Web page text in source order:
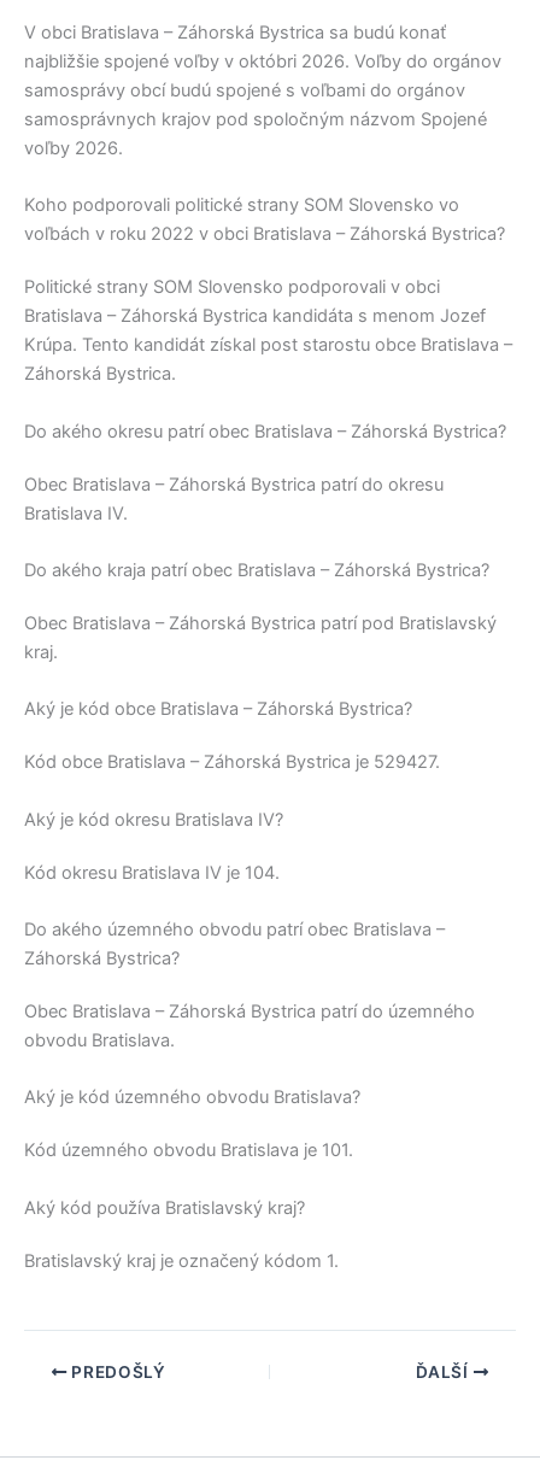
V obci Bratislava – Záhorská Bystrica sa budú konať
najbližšie spojené voľby v októbri 2026. Voľby do orgánov
samosprávy obcí budú spojené s voľbami do orgánov
samosprávnych krajov pod spoločným názvom Spojené
voľby 2026.
Koho podporovali politické strany SOM Slovensko vo
voľbách v roku 2022 v obci Bratislava – Záhorská Bystrica?
Politické strany SOM Slovensko podporovali v obci
Bratislava – Záhorská Bystrica kandidáta s menom Jozef
Krúpa. Tento kandidát získal post starostu obce Bratislava –
Záhorská Bystrica.
Do akého okresu patrí obec Bratislava – Záhorská Bystrica?
Obec Bratislava – Záhorská Bystrica patrí do okresu
Bratislava IV.
Do akého kraja patrí obec Bratislava – Záhorská Bystrica?
Obec Bratislava – Záhorská Bystrica patrí pod Bratislavský
kraj.
Aký je kód obce Bratislava – Záhorská Bystrica?
Kód obce Bratislava – Záhorská Bystrica je 529427.
Aký je kód okresu Bratislava IV?
Kód okresu Bratislava IV je 104.
Do akého územného obvodu patrí obec Bratislava –
Záhorská Bystrica?
Obec Bratislava – Záhorská Bystrica patrí do územného
obvodu Bratislava.
Aký je kód územného obvodu Bratislava?
Kód územného obvodu Bratislava je 101.
Aký kód používa Bratislavský kraj?
Bratislavský kraj je označený kódom 1.
PREDOŠLÝ ĎALŠÍ